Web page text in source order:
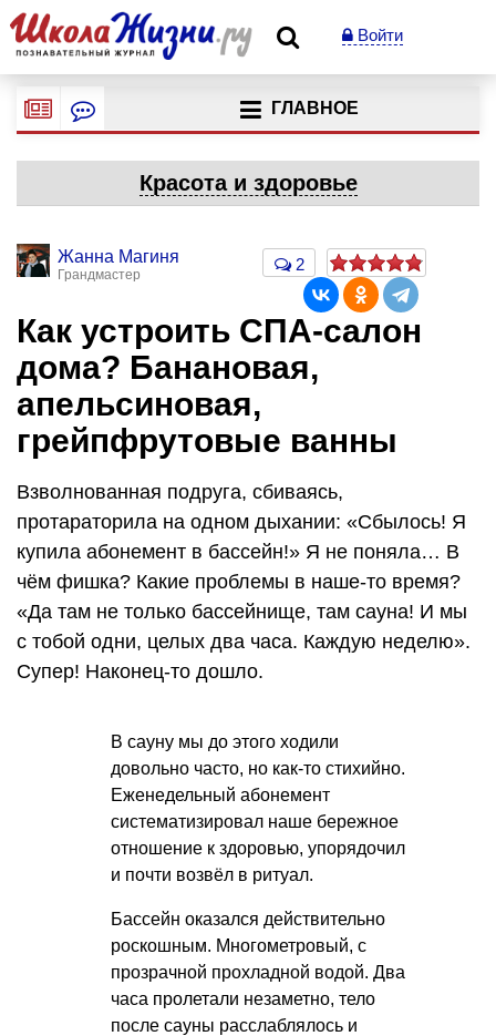
Войти
ГЛАВНОЕ
Красота и здоровье
Жанна Магиня
Грандмастер
2
Как устроить СПА-салон
дома? Банановая,
апельсиновая,
грейпфрутовые ванны
Взволнованная подруга, сбиваясь,
протараторила на одном дыхании: «Сбылось! Я
купила абонемент в бассейн!» Я не поняла… В
чём фишка? Какие проблемы в наше-то время?
«Да там не только бассейнище, там сауна! И мы
с тобой одни, целых два часа. Каждую неделю».
Супер! Наконец-то дошло.
В сауну мы до этого ходили
довольно часто, но как-то стихийно.
Еженедельный абонемент
систематизировал наше бережное
отношение к здоровью, упорядочил
и почти возвёл в ритуал.
Бассейн оказался действительно
роскошным. Многометровый, с
прозрачной прохладной водой. Два
часа пролетали незаметно, тело
после сауны расслаблялось и